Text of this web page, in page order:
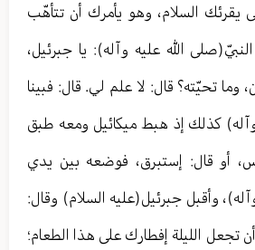
يقرئك السلام، وهو يأمرك أن تتأهّب
الله عليه وآله): يا جبرئيل،
وما تحيّته؟ قال: لا علم لي. قال: فبينا
وآله) كذلك إذ هبط ميكائيل ومعه طبق
أو قال: إستبرق، فوضعه بين يدي
وأقبل جبرئيل(عليه السلام) وقال:
تجعل الليلة إفطارك على هذا الطعام؛